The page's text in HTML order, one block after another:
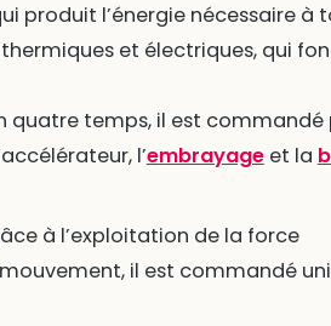
produit l’énergie nécessaire à
et électriques, qui
quatre temps, il est commandé
l’embrayageet la
à l’exploitation de la force
il est commandé